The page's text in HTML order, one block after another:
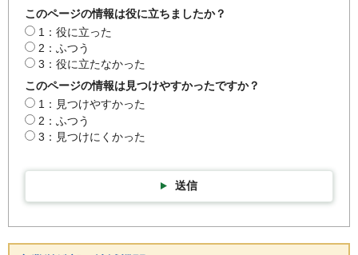
このページの情報は役に立ちましたか？
1：役に立った
2：ふつう
3：役に立たなかった
このページの情報は見つけやすかったですか？
1：見つけやすかった
2：ふつう
3：見つけにくかった
送信